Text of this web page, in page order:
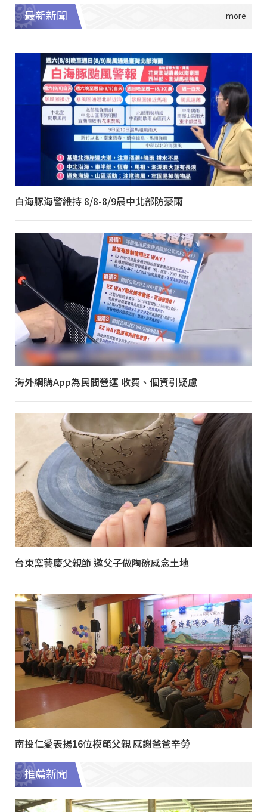
最新新聞
白海豚海警維持 8/8-8/9晨中北部防豪雨
海外網購App為民間營運 收費、個資引疑慮
台東窯藝慶父親節 邀父子做陶碗感念土地
南投仁愛表揚16位模範父親 感謝爸爸辛勞
推薦新聞